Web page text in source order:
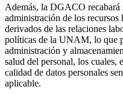
Además, la DGACO recabará
administración de los recursos
derivados de las relaciones
políticas de la UNAM, lo que
administración y
salud del personal, los cuales,
calidad de datos personales
aplicable.